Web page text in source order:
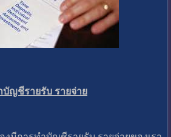
บัญชีรายรับ รายจ่าย